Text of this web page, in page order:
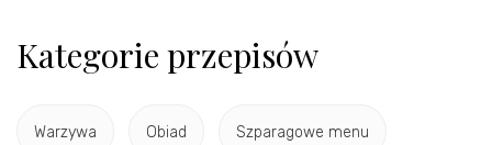
Kategorie przepisów
Warzywa Obiad Szparagowe menu